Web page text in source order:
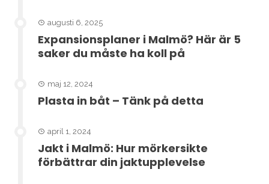
augusti 6, 2025
Expansionsplaner i Malmö? Här är 5
saker du måste ha koll på
maj 12, 2024
Plasta in båt – Tänk på detta
april 1, 2024
Jakt i Malmö: Hur mörkersikte
förbättrar din jaktupplevelse